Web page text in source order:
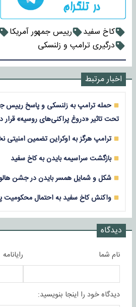
کاخ سفید رییس جمهور آمریکا
درگیری ترامپ و زلنسکی
اخبار مرتبط
حمله ترامپ به زلنسکی و پاسخ رییس
تحت تاثیر «دروغ پراکنی‌های روسیه» قرار
ترامپ هرگز به اوکراین تضمین امنیتی
بازگشت سراسیمه بایدن به کاخ سفید
شکل و شمایل همسر بایدن در جشن
واکنش کاخ سفید به احتمال محکومیت
دیدگاه
نام شما رایانامه
دیدگاه خود را اینجا بنویسید: